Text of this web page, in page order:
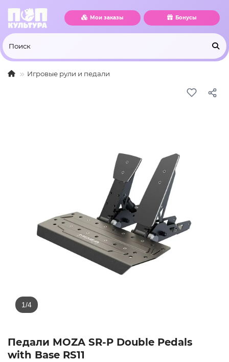
Мои заказы Бонусы
Игровые рули и педали
Педали MOZA SR-P Double Pedals
with Base RS11